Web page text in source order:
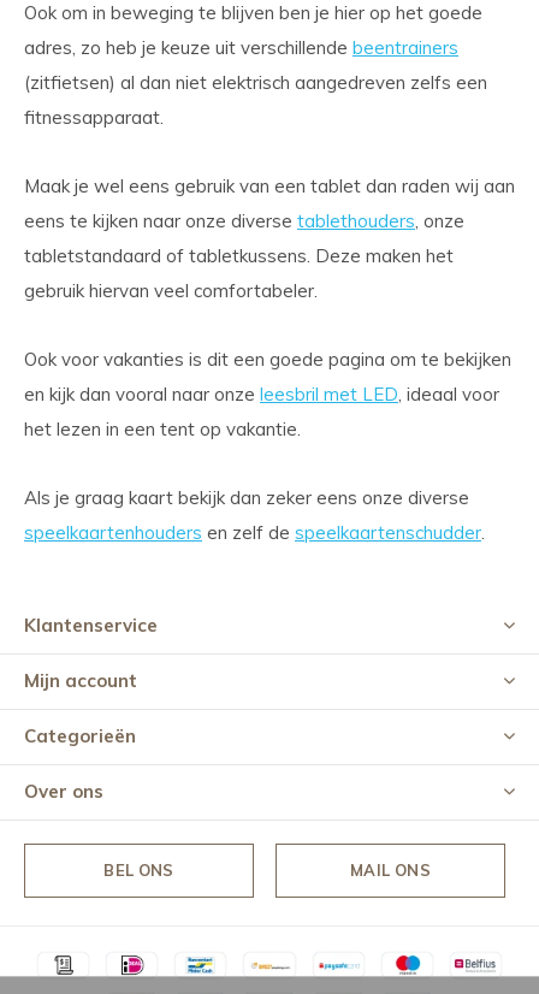
Ook om in beweging te blijven ben je hier op het goede
adres, zo heb je keuze uit verschillende beentrainers
(zitfietsen) al dan niet elektrisch aangedreven zelfs een
fitnessapparaat.
Maak je wel eens gebruik van een tablet dan raden wij aan
eens te kijken naar onze diverse tablethouders, onze
tabletstandaard of tabletkussens. Deze maken het
gebruik hiervan veel comfortabeler.
Ook voor vakanties is dit een goede pagina om te bekijken
en kijk dan vooral naar onze leesbril met LED, ideaal voor
het lezen in een tent op vakantie.
Als je graag kaart bekijk dan zeker eens onze diverse
speelkaartenhouders en zelf de speelkaartenschudder.
Klantenservice
Mijn account
Categorieën
Over ons
BEL ONS MAIL ONS